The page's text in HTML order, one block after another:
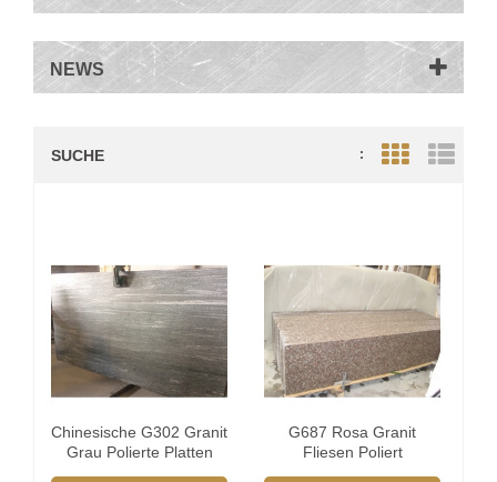
NEWS
SUCHE : Grid View
Chinesische G302 Granit
Grau Polierte Platten
G687 Rosa Granit
Fliesen Poliert